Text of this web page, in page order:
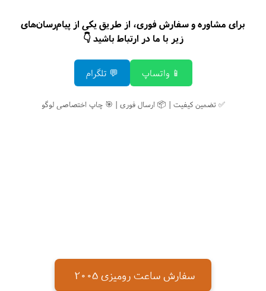
برای مشاوره و سفارش فوری، از طریق یکی از پیام‌رسان‌های
زیر با ما در ارتباط باشید 👇
📱 واتساپ 💬 تلگرام
✅ تضمین کیفیت | 📦 ارسال فوری | 🎯 چاپ اختصاصی لوگو
سفارش ساعت رومیزی 2005